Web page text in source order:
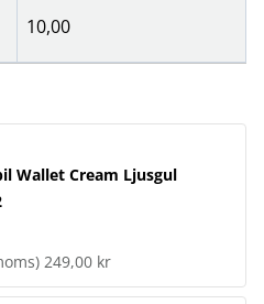
10,00
Wallet Cream Ljusgul
249,00 kr